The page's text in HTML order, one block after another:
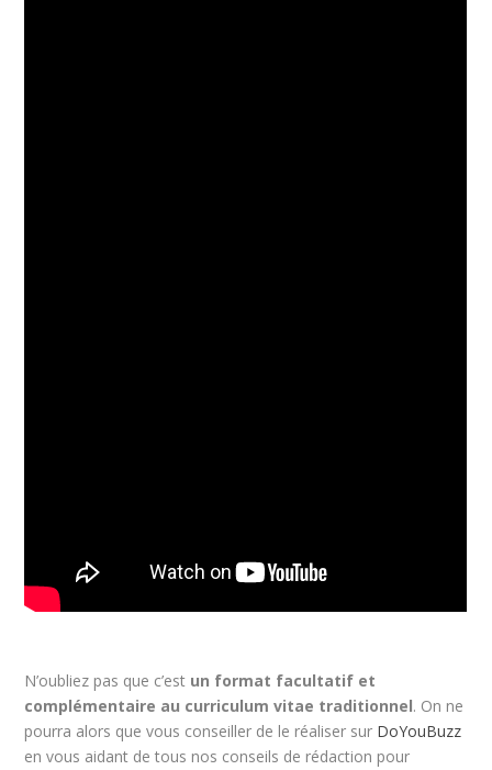
N’oubliez pas que c’est un format facultatif et
complémentaire au curriculum vitae traditionnel. On ne
pourra alors que vous conseiller de le réaliser sur DoYouBuzz
en vous aidant de tous nos conseils de rédaction pour